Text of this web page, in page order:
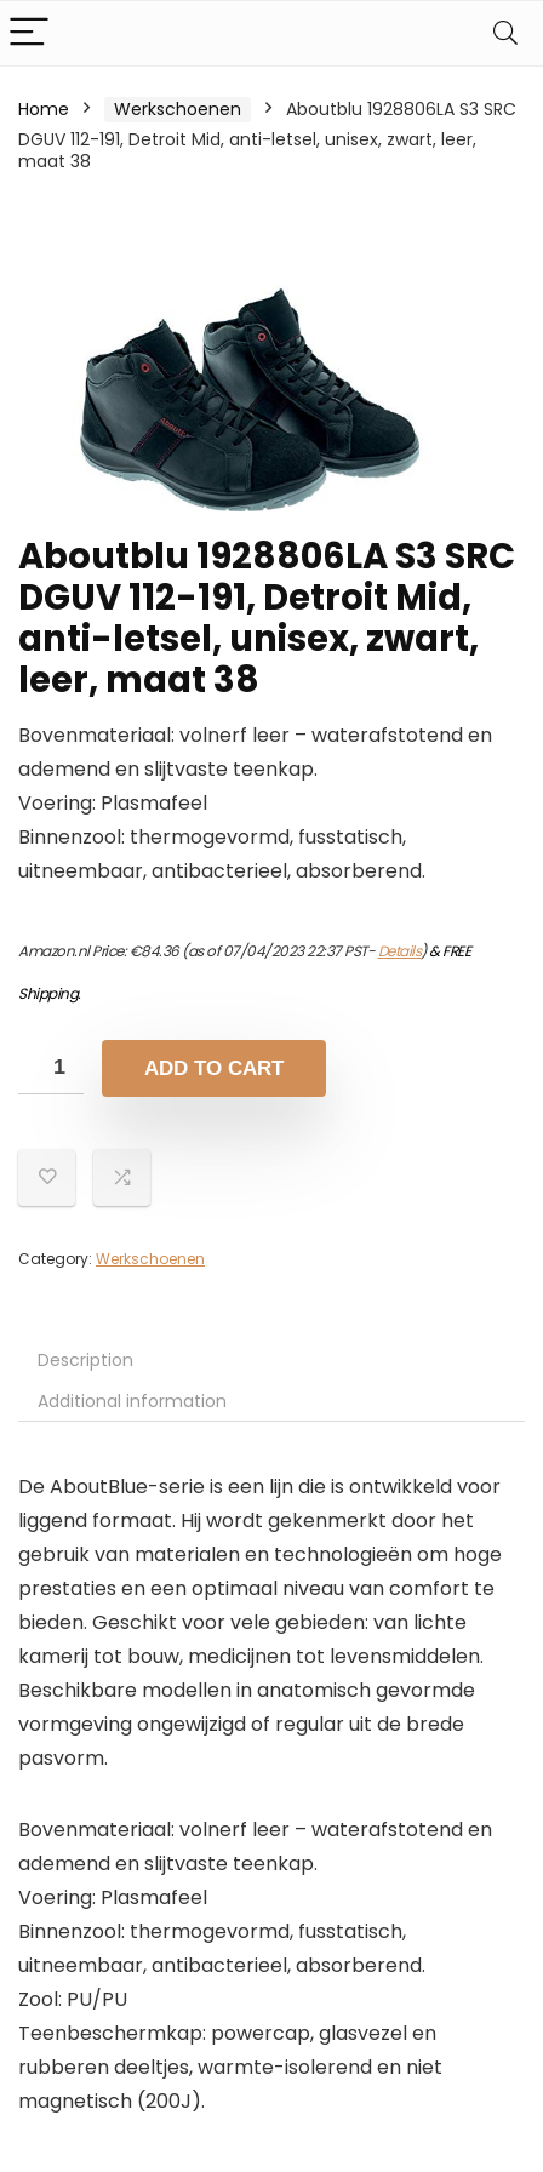
Home Werkschoenen
Aboutblu 1928806LA S3 SRC
DGUV 112-191, Detroit Mid, anti-letsel, unisex, zwart, leer,
maat 38
Aboutblu 1928806LA S3 SRC
DGUV 112-191, Detroit Mid,
anti-letsel, unisex, zwart,
leer, maat 38
Bovenmateriaal: volnerf leer – waterafstotend en
ademend en slijtvaste teenkap.
Voering: Plasmafeel
Binnenzool: thermogevormd, fusstatisch,
uitneembaar, antibacterieel, absorberend.
Amazon.nl Price:€84.36(as of 07/04/2023 22:37 PST-Details)&FREE
Shipping.
ADD TO CART
Category: Werkschoenen
Description
Additional information
De AboutBlue-serie is een lijn die is ontwikkeld voor
liggend formaat. Hij wordt gekenmerkt door het
gebruik van materialen en technologieën om hoge
prestaties en een optimaal niveau van comfort te
bieden. Geschikt voor vele gebieden: van lichte
kamerij tot bouw, medicijnen tot levensmiddelen.
Beschikbare modellen in anatomisch gevormde
vormgeving ongewijzigd of regular uit de brede
pasvorm.
Bovenmateriaal: volnerf leer – waterafstotend en
ademend en slijtvaste teenkap.
Voering: Plasmafeel
Binnenzool: thermogevormd, fusstatisch,
uitneembaar, antibacterieel, absorberend.
Zool: PU/PU
Teenbeschermkap: powercap, glasvezel en
rubberen deeltjes, warmte-isolerend en niet
magnetisch (200J).